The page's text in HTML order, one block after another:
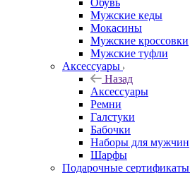
Обувь
Мужские кеды
Мокасины
Мужские кроссовки
Мужские туфли
Аксессуары
Назад
Аксессуары
Ремни
Галстуки
Бабочки
Наборы для мужчин
Шарфы
Подарочные